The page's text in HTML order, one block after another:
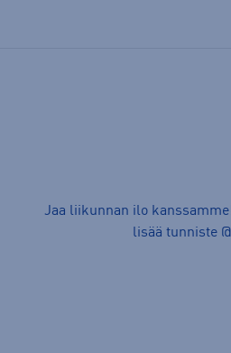
Jaa liikunnan ilo
lisää tunniste